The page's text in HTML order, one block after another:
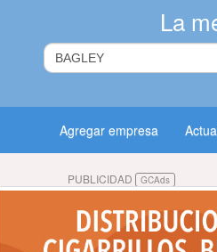
La
Agregar empresa
PUBLICIDAD GCAds